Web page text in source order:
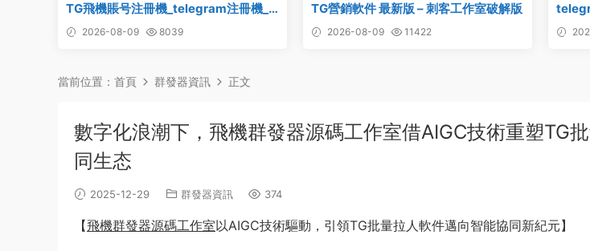
TG飛機賬号注冊機_telegram注冊機_
電報飛機号注冊機破解版
2026-08-09 8039
TG營銷軟件 最新版 – 刺客工作室破解版
2026-08-09 11422
_電
當前位置： 首頁 群發器資訊 正文
數字化浪潮下，飛機群發器源碼工作室借AIGC技術重塑TG
同生态
2025-12-29 群發器資訊 374
【飛機群發器源碼工作室以AIGC技術驅動，引領TG批量拉人軟件邁向智能協同新紀元】